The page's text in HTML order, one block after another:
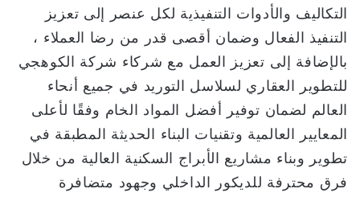
التكاليف والأدوات التنفيذية لكل عنصر إلى تعزيز
التنفيذ الفعال وضمان أقصى قدر من رضا العملاء ،
بالإضافة إلى تعزيز العمل مع شركاء شركة الكوهجي
للتطوير العقاري لسلاسل التوريد في جميع أنحاء
العالم لضمان توفير أفضل المواد الخام وفقًا لأعلى
المعايير العالمية وتقنيات البناء الحديثة المطبقة في
تطوير وبناء مشاريع الأبراج السكنية العالية من خلال
فرق محترفة للديكور الداخلي وجهود متضافرة